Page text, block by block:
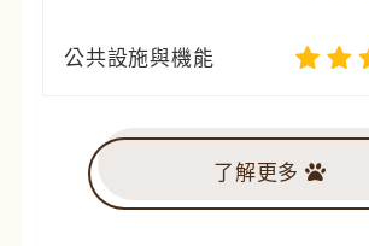
公共設施與機能
了解更多